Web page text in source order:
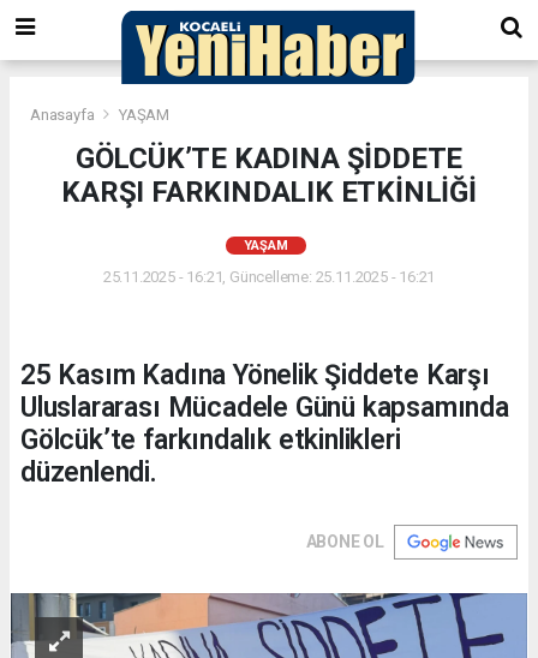
Anasayfa YAŞAM
GÖLCÜK’TE KADINA ŞİDDETE
KARŞI FARKINDALIK ETKİNLİĞİ
YAŞAM
25.11.2025 - 16:21, Güncelleme: 25.11.2025 - 16:21
25 Kasım Kadına Yönelik Şiddete Karşı
Uluslararası Mücadele Günü kapsamında
Gölcük’te farkındalık etkinlikleri
düzenlendi.
ABONE OL